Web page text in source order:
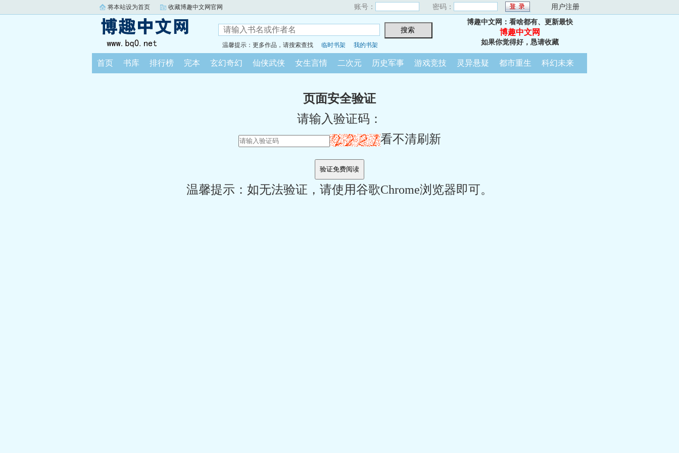
将本站设为首页 收藏博趣中文网官网 账号： 密码： 用户注册
温馨提示：更多作品，请搜索查找 临时书架 我的书架
博趣中文网：看啥都有、更新最快
博趣中文网
如果你觉得好，恳请收藏
首页 书库 排行榜 完本 玄幻奇幻 仙侠武侠 女生言情 二次元 历史军事 游戏竞技 灵异悬疑 都市重生 科幻未来
页面安全验证
请输入验证码：
看不清刷新
温馨提示：如无法验证，请使用谷歌Chrome浏览器即可。